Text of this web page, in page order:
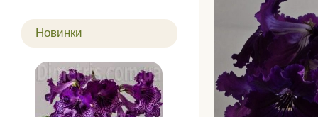
Новинки